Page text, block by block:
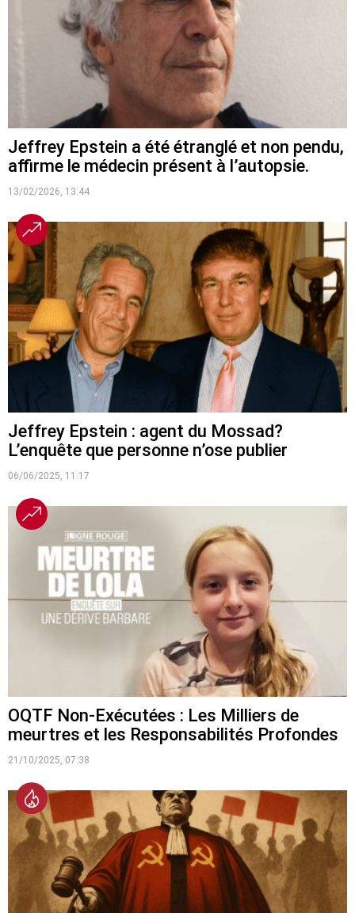
Jeffrey Epstein a été étranglé et non pendu,
affirme le médecin présent à l’autopsie.
13/02/2026, 13:44
Jeffrey Epstein : agent du Mossad?
L’enquête que personne n’ose publier
06/06/2025, 11:17
OQTF Non-Exécutées : Les Milliers de
meurtres et les Responsabilités Profondes
21/10/2025, 07:38